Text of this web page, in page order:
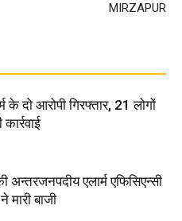
MIRZAPUR
के दो आरोपी गिरफ्तार, 21 लोगों
अन्तरजनपदीय एलार्म एफिसिएन्सी
मारी बाजी